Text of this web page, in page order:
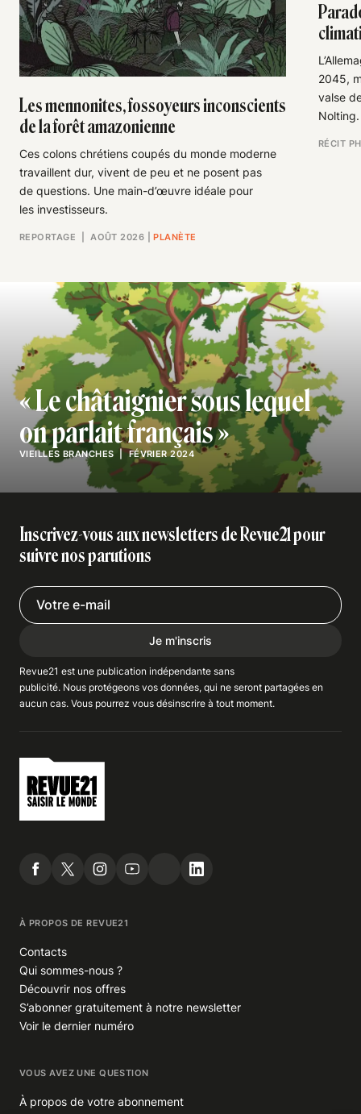
Les mennonites, fossoyeurs inconscients
de la forêt amazonienne
Ces colons chrétiens coupés du monde moderne
travaillent dur, vivent de peu et ne posent pas
de questions. Une main-d’œuvre idéale pour
les investisseurs.
REPORTAGE | AOÛT 2026 |PLANÈTE
2045,
valse
Nolting.
RÉCIT
VIEILLES BRANCHES | FÉVRIER 2024
« Le châtaignier sous lequel
on parlait français »
Inscrivez-vous aux newsletters de Revue21 pour
suivre nos parutions
Je m'inscris
Revue21 est une publication indépendante sans
publicité. Nous protégeons vos données, qui ne seront partagées en
aucun cas. Vous pourrez vous désinscrire à tout moment.
À PROPOS DE REVUE21
Contacts
Qui sommes-nous ?
Découvrir nos offres
S’abonner gratuitement à notre newsletter
Voir le dernier numéro
VOUS AVEZ UNE QUESTION
À propos de votre abonnement